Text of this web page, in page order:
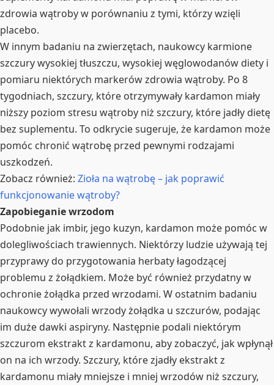
zdrowia wątroby w porównaniu z tymi, którzy wzięli
placebo.
W innym badaniu na zwierzętach, naukowcy karmione
szczury wysokiej tłuszczu, wysokiej węglowodanów diety i
pomiaru niektórych markerów zdrowia wątroby. Po 8
tygodniach, szczury, które otrzymywały kardamon miały
niższy poziom stresu wątroby niż szczury, które jadły dietę
bez suplementu. To odkrycie sugeruje, że kardamon może
pomóc chronić wątrobę przed pewnymi rodzajami
uszkodzeń.
Zobacz również: Zioła na wątrobę – jak poprawić
funkcjonowanie wątroby?
Zapobieganie wrzodom
Podobnie jak imbir, jego kuzyn, kardamon może pomóc w
dolegliwościach trawiennych. Niektórzy ludzie używają tej
przyprawy do przygotowania herbaty łagodzącej
problemu z żołądkiem. Może być również przydatny w
ochronie żołądka przed wrzodami. W ostatnim badaniu
naukowcy wywołali wrzody żołądka u szczurów, podając
im duże dawki aspiryny. Następnie podali niektórym
szczurom ekstrakt z kardamonu, aby zobaczyć, jak wpłynął
on na ich wrzody. Szczury, które zjadły ekstrakt z
kardamonu miały mniejsze i mniej wrzodów niż szczury,